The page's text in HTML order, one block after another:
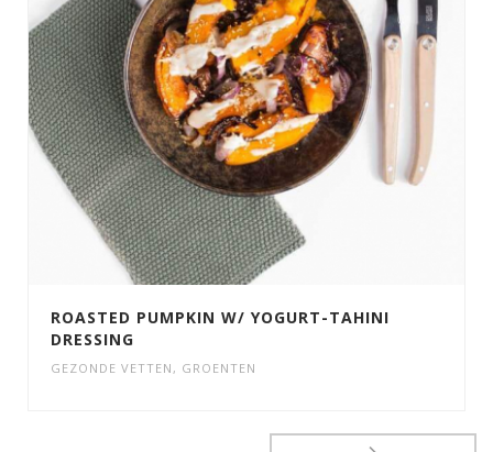
ROASTED PUMPKIN W/ YOGURT-TAHINI
DRESSING
GEZONDE VETTEN , GROENTEN